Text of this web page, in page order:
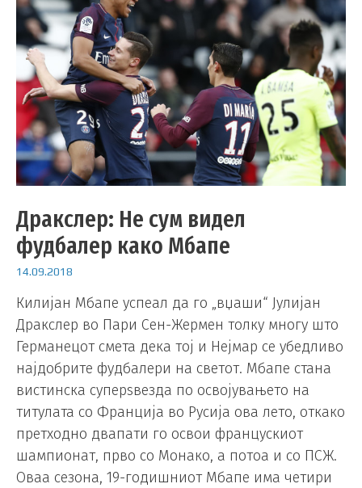
Дракслер: Не сум видел
фудбалер како Мбапе
14.09.2018
Килијан Мбапе успеал да го „вџаши“ Јулијан
Дракслер во Пари Сен-Жермен толку многу што
Германецот смета дека тој и Нејмар се убедливо
најдобрите фудбалери на светот. Мбапе стана
вистинска суперѕвезда по освојувањето на
титулата со Франција во Русија ова лето, откако
претходно двапати го освои францускиот
шампионат, прво со Монако, а потоа и со ПСЖ.
Оваа сезона, 19-годишниот Мбапе има четири